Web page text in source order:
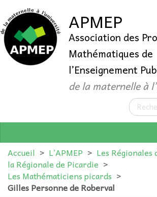
APMEP
Association des
Mathématiques de
l’Enseignement
de la maternelle à
QUI SOMMES-NOUS ?
Accueil > L’APMEP > Les Régionales
la Régionale de Picardie >
Les Mathématiciens picards >
Gilles Personne de Roberval